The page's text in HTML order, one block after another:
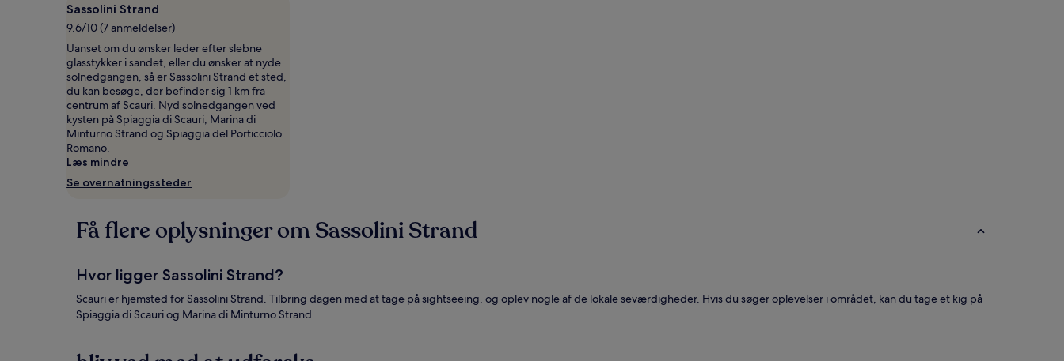
nat,
som
er
fundet
inden
for
de
seneste
24
timer.
Priser
og
tilgængelighed
uden
varsel.
vilkår
kan
gælde.
Sassolini Strand
9.6/10 (7 anmeldelser)
Uanset om du ønsker leder efter slebne
glasstykker i sandet, eller du ønsker at nyde
solnedgangen, så er Sassolini Strand et sted,
du kan besøge, der befinder sig 1 km fra
centrum af Scauri. Nyd solnedgangen ved
kysten på Spiaggia di Scauri, Marina di
Minturno Strand og Spiaggia del Porticciolo
Romano.
Læs mindre
Se overnatningssteder
Få flere oplysninger om Sassolini Strand
Hvor ligger Sassolini Strand?
Scauri er hjemsted for Sassolini Strand. Tilbring dagen med at tage på sightseeing, og oplev nogle af de lokale seværdigheder. Hvis du søger oplevelser i området, kan du tage et kig på
Spiaggia di Scauri og Marina di Minturno Strand.